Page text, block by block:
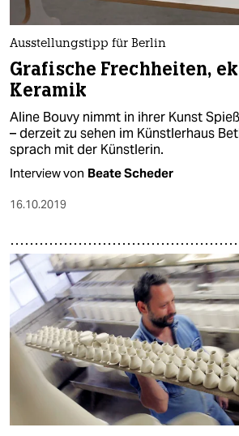
Ausstellungstipp für Berlin
Grafische Frechheiten,
Keramik
Aline Bouvy nimmt in ihrer Kunst
– derzeit zu sehen im Künstlerhaus
sprach mit der Künstlerin.
Interview von Beate Scheder
16.10.2019